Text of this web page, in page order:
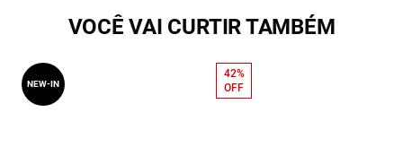
VOCÊ VAI CURTIR TAMBÉM
NEW-IN
42%
OFF